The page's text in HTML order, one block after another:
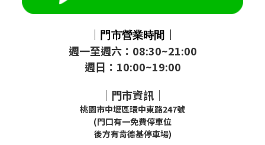
｜ 門市營業時間 ｜
週一至週六：08:30~21:00
週日：10:00~19:00
｜門市資訊｜
桃園市中壢區環中東路247號
(門口有一免費停車位
後方有肯德基停車場)